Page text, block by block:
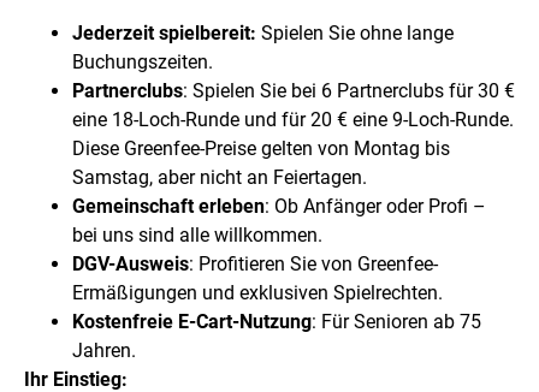
Jederzeit spielbereit: Spielen Sie ohne lange
Buchungszeiten.
Partnerclubs: Spielen Sie bei 6 Partnerclubs für 30 €
eine 18-Loch-Runde und für 20 € eine 9-Loch-Runde.
Diese Greenfee-Preise gelten von Montag bis
Samstag, aber nicht an Feiertagen.
Gemeinschaft erleben: Ob Anfänger oder Profi –
bei uns sind alle willkommen.
DGV-Ausweis: Profitieren Sie von Greenfee-
Ermäßigungen und exklusiven Spielrechten.
Kostenfreie E-Cart-Nutzung: Für Senioren ab 75
Jahren.
Ihr Einstieg: